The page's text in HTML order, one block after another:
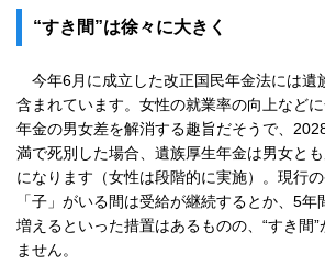
“すき間”は徐々に大きく
今年6月に成立した改正国民年金法には遺
含まれています。女性の就業率の向上など
年金の男女差を解消する趣旨だそうで、
満で死別した場合、遺族厚生年金は男女と
になります（女性は段階的に実施）。現行
「子」がいる間は受給が継続するとか、5年
増えるといった措置はあるものの、“すき間
ません。